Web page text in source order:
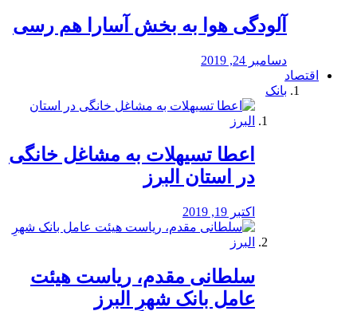
آلودگی هوا به بخش آسارا هم رسی
دسامبر 24, 2019
اقتصاد
بانک
️اعطا تسیهلات به مشاغل خانگی
در استان البرز
اکتبر 19, 2019
سلطانی مقدم، ریاست هیئت
عامل بانک شهرِ البرز